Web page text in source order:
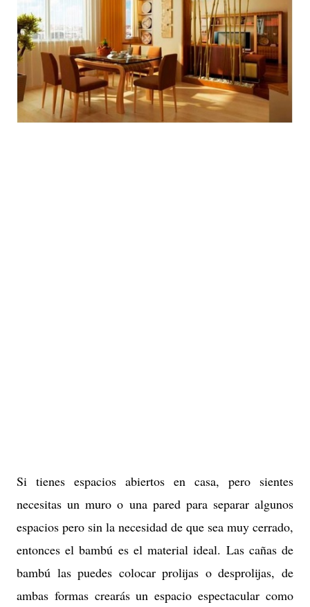
Si tienes espacios abiertos en casa, pero sientes
necesitas un muro o una pared para separar algunos
espacios pero sin la necesidad de que sea muy cerrado,
entonces el bambú es el material ideal. Las cañas de
bambú las puedes colocar prolijas o desprolijas, de
ambas formas crearás un espacio espectacular como